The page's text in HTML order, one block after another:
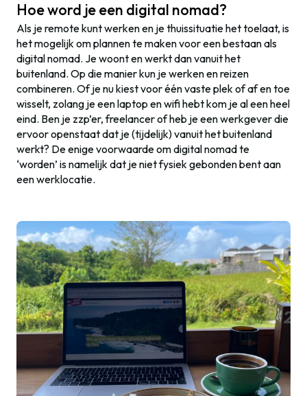
Hoe word je een digital nomad?
Als je remote kunt werken en je thuissituatie het toelaat, is
het mogelijk om plannen te maken voor een bestaan als
digital nomad. Je woont en werkt dan vanuit het
buitenland. Op die manier kun je werken en reizen
combineren. Of je nu kiest voor één vaste plek of af en toe
wisselt, zolang je een laptop en wifi hebt kom je al een heel
eind. Ben je zzp’er, freelancer of heb je een werkgever die
ervoor openstaat dat je (tijdelijk) vanuit het buitenland
werkt? De enige voorwaarde om digital nomad te
‘worden’ is namelijk dat je niet fysiek gebonden bent aan
een werklocatie.